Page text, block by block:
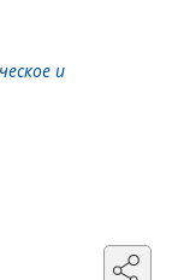
и